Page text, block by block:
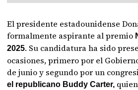
El presidente estadounidense
formalmente aspirante al premio
2025. Su candidatura ha sido
ocasiones, primero por el
de junio y segundo por un
el republicano Buddy Carter,